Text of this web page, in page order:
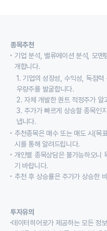
종목추천
기업 분석, 밸류에이션 분석, 모멘
개합니다.
1. 기업의 성장성, 수익성, 독점력
우량주를 발굴합니다.
2. 자체 개발한 퀀트 적정주가 알
3. 주가가 빠르게 상승할 종목인
냅니다.
추천종목은 매수 또는 매도 시(목
시를 통해 알려드립니다.
개인별 종목상담은 불가능하오니
기 바랍니다.
추천 후 상승률은 주가가 상승한
투자유의
데이터히어로가 제공하는 모든 정